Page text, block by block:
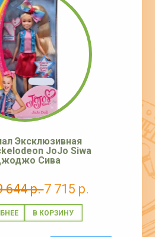
Эксклюзивная
JoJo Siwa
Сива
644 р.7 715 р.